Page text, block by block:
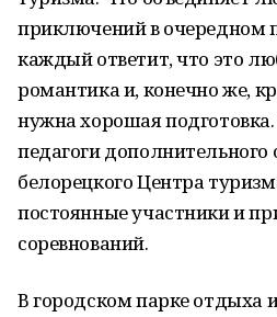
приключений в очередном
каждый ответит, что это
романтика и, конечно же,
нужна хорошая
педагоги дополнительного
белорецкого Центра
постоянные участники и
соревнований.
В городском парке отдыха